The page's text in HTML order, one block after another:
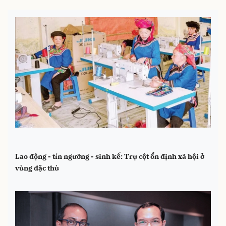
Lao động - tín ngưỡng - sinh kế: Trụ cột ổn định xã hội ở
vùng đặc thù